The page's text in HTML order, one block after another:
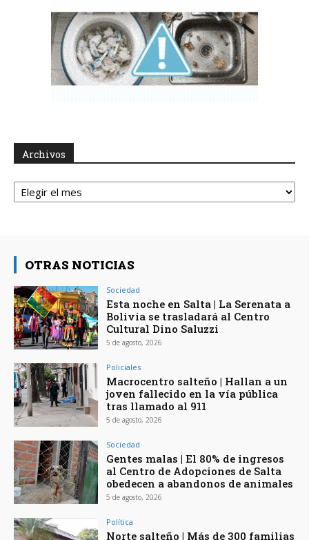
Archivos
Archivos
OTRAS NOTICIAS
Sociedad
Esta noche en Salta | La Serenata a
Bolivia se trasladará al Centro
Cultural Dino Saluzzi
5 de agosto, 2026
Policiales
Macrocentro salteño | Hallan a un
joven fallecido en la vía pública
tras llamado al 911
5 de agosto, 2026
Sociedad
Gentes malas | El 80% de ingresos
al Centro de Adopciones de Salta
obedecen a abandonos de animales
5 de agosto, 2026
Política
Norte salteño | Más de 300 familias